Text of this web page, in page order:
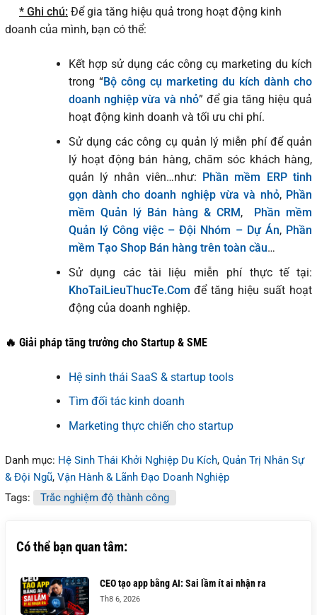
* Ghi chú: Để gia tăng hiệu quả trong hoạt động kinh
doanh của mình, bạn có thể:
Kết hợp sử dụng các công cụ marketing du kích
trong “Bộ công cụ marketing du kích dành cho
doanh nghiệp vừa và nhỏ” để gia tăng hiệu quả
hoạt động kinh doanh và tối ưu chi phí.
Sử dụng các công cụ quản lý miễn phí để quản
lý hoạt động bán hàng, chăm sóc khách hàng,
quản lý nhân viên…như: Phần mềm ERP tinh
gọn dành cho doanh nghiệp vừa và nhỏ, Phần
mềm Quản lý Bán hàng & CRM, Phần mềm
Quản lý Công việc – Đội Nhóm – Dự Án, Phần
mềm Tạo Shop Bán hàng trên toàn cầu…
Sử dụng các tài liệu miễn phí thực tế tại:
KhoTaiLieuThucTe.Com để tăng hiệu suất hoạt
động của doanh nghiệp.
🔥 Giải pháp tăng trưởng cho Startup & SME
Hệ sinh thái SaaS & startup tools
Tìm đối tác kinh doanh
Marketing thực chiến cho startup
Danh mục: Hệ Sinh Thái Khởi Nghiệp Du Kích, Quản Trị Nhân Sự
& Đội Ngũ, Vận Hành & Lãnh Đạo Doanh Nghiệp
Tags:
Trắc nghiệm độ thành công
Có thể bạn quan tâm:
CEO tạo app bằng AI: Sai lầm ít ai nhận ra
Th8 6, 2026